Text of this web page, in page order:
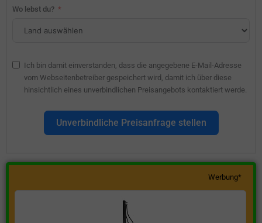
Wo lebst du?
Ich bin damit einverstanden, dass die angegebene E-Mail-Adresse
vom Webseitenbetreiber gespeichert wird, damit ich über diese
hinsichtlich eines unverbindlichen Preisangebots kontaktiert werde.
Unverbindliche Preisanfrage stellen
Werbung*